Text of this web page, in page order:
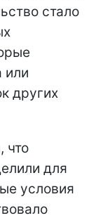
стало
или
других
что
для
условия